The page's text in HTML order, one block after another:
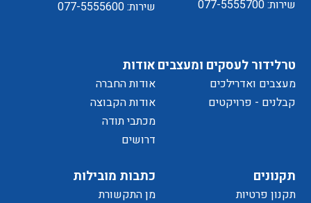
של
שירות: 077-5555700
תקנונים
תקנון פרטיות
כתבות מובילות
מן התקשורת
שירות: 077-5555600
אודות
אודות החברה
אודות הקבוצה
מכתבי תודה
דרושים
טרלידור לעסקים ומעצבים
מעצבים ואדרילכים
קבלנים - פרויקטים